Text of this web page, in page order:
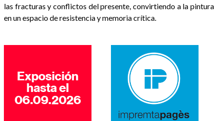
las fracturas y conflictos del presente, convirtiendo a la pintura
en un espacio de resistencia y memoria crítica.